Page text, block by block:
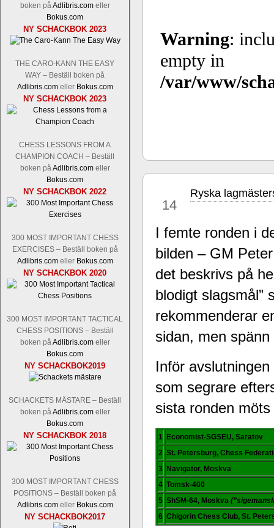
boken påAdlibris.comeller
Bokus.com
NY SCHACKBOK 2023
THE CARO-KANN THE EASY
WAY – Beställ boken på
Adlibris.comeller Bokus.com
NY SCHACKBOK 2023
CHESS LESSONS FROM A
CHAMPION COACH – Beställ
boken påAdlibris.comeller
Bokus.com
NY SCHACKBOK 2022
300 MOST IMPORTANT CHESS
EXERCISES – Beställ boken på
Adlibris.comeller Bokus.com
NY SCHACKBOK 2020
300 MOST IMPORTANT TACTICAL
CHESS POSITIONS – Beställ
boken påAdlibris.comeller
Bokus.com
NY SCHACKBOK2019
SCHACKETS MÄSTARE – Beställ
boken påAdlibris.comeller
Bokus.com
NY SCHACKBOK 2018
300 MOST IMPORTANT CHESS
POSITIONS – Beställ boken på
Adlibris.comeller Bokus.com
NY SCHACKBOK2017
Random, där pjäserna slumpas på
talet och där det på förhand är
ökar i spelöppningsfasen, medan
att man måste kunna och förstå
högerspalten nedan.
Den sjunde upplagan av
Levon Aronian-Maxime Vachier-
revanschera sig efter att inte ha
han dock göra denna gång om
norsk massmedia som inte riktigt
nämligen den sistnämnda
den spelformen ett steg i rätt
ronden:GM Jonny Hector- GM
Hillarp Persson, GM Pia Cramling-
och öppen så vem helst kan ta
längesedan vi hade ett sådant
kämpar om Sverigemästartiteln.
status, och Tikkanen är säkert mätt
FM Erik Malmstig-IM Tommy
Tom Rydström-GM Thomas Ernst.
14
Ryska
I femte ronden i
bilden – GM
det beskrivs på
blodigt slagsmål”
rekommenderar
sidan, men
Inför
som segrare
sista ronden
1 Economist-SGSEU, Saratov
2 St. Petersburg, Chess
3 Navigator, Moskva
4 Tomsk-400
5 ShSM-64, Moskva
6 Chigorin Chess Club, St.